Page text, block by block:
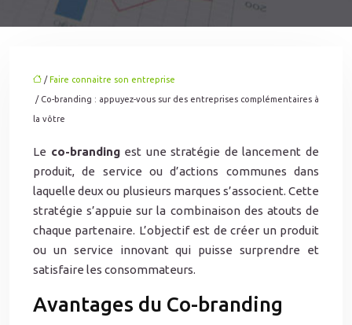
/Faire connaitre son entreprise
/ Co-branding : appuyez-vous sur des entreprises complémentaires à
la vôtre
Le co-brandingest une stratégie de lancement de
produit, de service ou d’actions communes dans
laquelle deux ou plusieurs marques s’associent. Cette
stratégie s’appuie sur la combinaison des atouts de
chaque partenaire. L’objectif est de créer un produit
ou un service innovant qui puisse surprendre et
satisfaire les consommateurs.
Avantages du Co-branding